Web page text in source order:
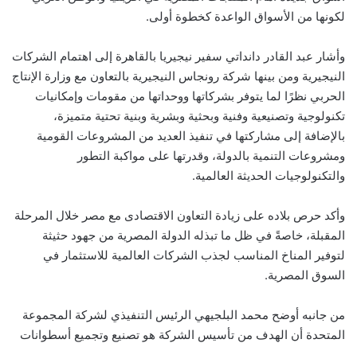
لكونها من الأسواق الواعدة كخطوة أولى.
وأشار عبد القادر دانداتي سفير نيجيريا بالقاهرة إلى اهتمام الشركات
النيجيرية ومن بينها شركة رونجاس النيجيرية بالتعاون مع وزارة الإنتاج
الحربي نظرًا لما يتوفر بشركاتها ووحداتها من مقومات وإمكانيات
تكنولوجية وتصنيعية وفنية وبحثية وبشرية وبنية تحتية متميزة،
بالإضافة إلى مشاركتها في تنفيذ العديد من المشروعات القومية
ومشروعات التنمية بالدولة، وقدرتها على مواكبة التطور
والتكنولوجيات الحديثة العالمية.
وأكد حرص بلاده على زيادة التعاون الاقتصادى مع مصر خلال المرحلة
المقبلة، خاصةً في ظل ما تبذله الدولة المصرية من جهود حثيثة
لتوفير المناخ المناسب لجذب الشركات العالمية للاستثمار في
السوق المصرية.
من جانبه أوضح محمد البلجيهي الرئيس التنفيذي لشركة المجموعة
المتحدة أن الهدف من تأسيس الشركة هو تصنيع وتجميع أسطوانات